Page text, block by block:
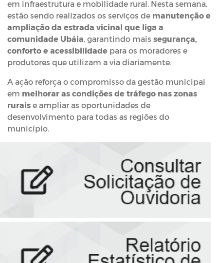
em infraestrutura e mobilidade rural. Nesta semana,
estão sendo realizados os serviços de manutenção e
ampliação da estrada vicinal que liga a
comunidade Ubáia, garantindo mais segurança,
conforto e acessibilidade para os moradores e
produtores que utilizam a via diariamente.
A ação reforça o compromisso da gestão municipal
em melhorar as condições de tráfego nas zonas
rurais e ampliar as oportunidades de
desenvolvimento para todas as regiões do
município.